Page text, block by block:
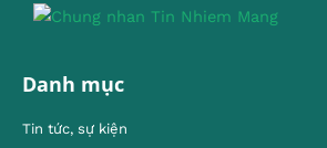
Danh mục
Tin tức, sự kiện